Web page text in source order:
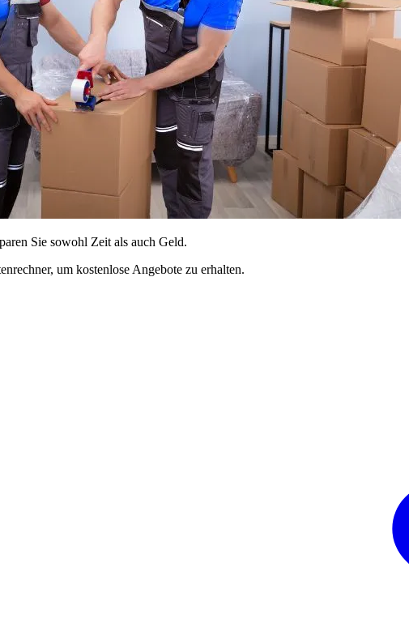
Sie sowohl Zeit als auch Geld.
um kostenlose Angebote zu erhalten.